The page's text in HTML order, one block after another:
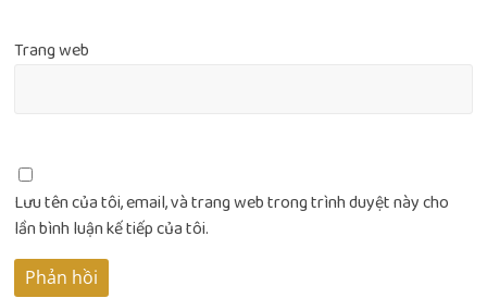
Trang web
Lưu tên của tôi, email, và trang web trong trình duyệt này cho
lần bình luận kế tiếp của tôi.